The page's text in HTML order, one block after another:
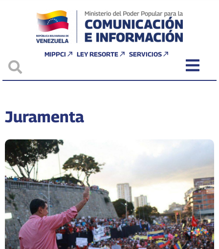
MIPPCI LEY RESORTE SERVICIOS
Juramenta